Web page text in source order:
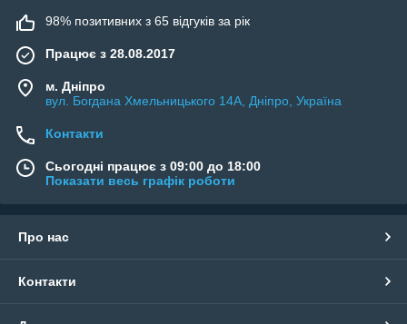
98% позитивних з 65 відгуків за рік
Працює з 28.08.2017
м. Дніпро
вул. Богдана Хмельницького 14А, Дніпро, Україна
Контакти
Сьогодні працює з 09:00 до 18:00
Показати весь графік роботи
Про нас
Контакти